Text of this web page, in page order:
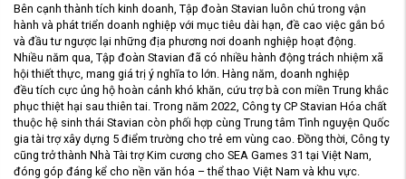
Bên cạnh thành tích kinh doanh, Tập đoàn Stavian luôn chú trong vận
hành và phát triển doanh nghiệp với mục tiêu dài hạn, đề cao việc gắn bó
và đầu tư ngược lại những địa phương nơi doanh nghiệp hoạt động.
Nhiều năm qua, Tập đoàn Stavian đã có nhiều hành động trách nhiệm xã
hội thiết thực, mang giá trị ý nghĩa to lớn. Hàng năm, doanh nghiệp
đều tích cực ủng hộ hoàn cảnh khó khăn, cứu trợ bà con miền Trung khắc
phục thiệt hại sau thiên tai. Trong năm 2022, Công ty CP Stavian Hóa chất
thuộc hệ sinh thái Stavian còn phối hợp cùng Trung tâm Tình nguyện Quốc
gia tài trợ xây dựng 5 điểm trường cho trẻ em vùng cao. Đồng thời, Công ty
cũng trở thành Nhà Tài trợ Kim cương cho SEA Games 31 tại Việt Nam,
đóng góp đáng kể cho nền văn hóa – thể thao Việt Nam và khu vực.